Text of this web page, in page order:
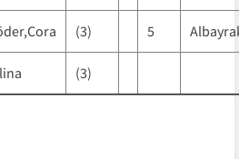
(3) 5
(3)